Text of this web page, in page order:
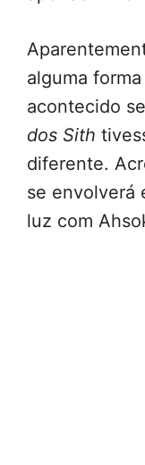
alguma
acontecido
dos Sith
diferente.
se envolverá
luz com